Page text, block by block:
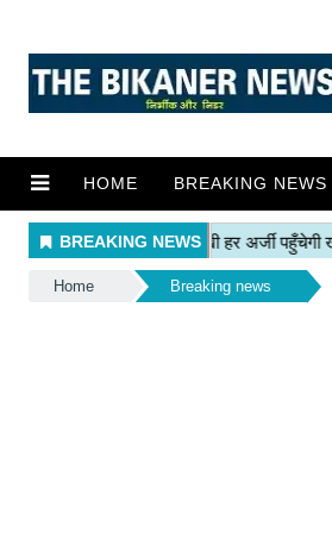
HOME BREAKING NEWS
Home Breaking news